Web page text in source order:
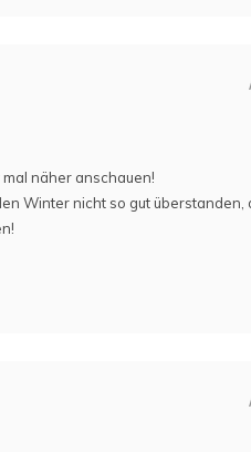
näher anschauen!
Winter nicht so gut überstanden,